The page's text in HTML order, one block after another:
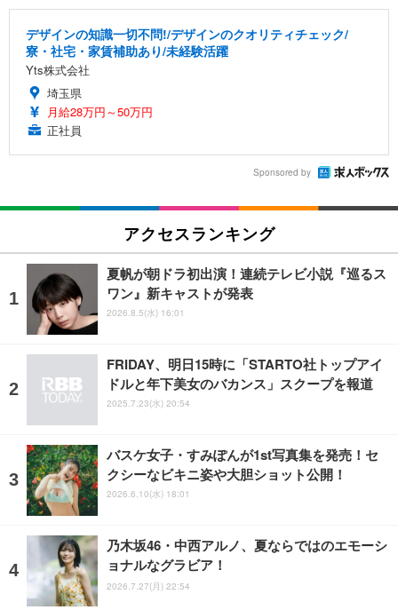
デザインの知識一切不問!/デザインのクオリティチェック/
寮・社宅・家賃補助あり/未経験活躍
Yts株式会社
埼玉県
月給28万円～50万円
正社員
Sponsored by
アクセスランキング
夏帆が朝ドラ初出演！連続テレビ小説『巡るス
ワン』新キャストが発表
2026.8.5(水) 16:01
FRIDAY、明日15時に「STARTO社トップアイ
ドルと年下美女のバカンス」スクープを報道
2025.7.23(水) 20:54
バスケ女子・すみぽんが1st写真集を発売！セ
クシーなビキニ姿や大胆ショット公開！
2026.6.10(水) 18:01
乃木坂46・中西アルノ、夏ならではのエモーシ
ョナルなグラビア！
2026.7.27(月) 22:54